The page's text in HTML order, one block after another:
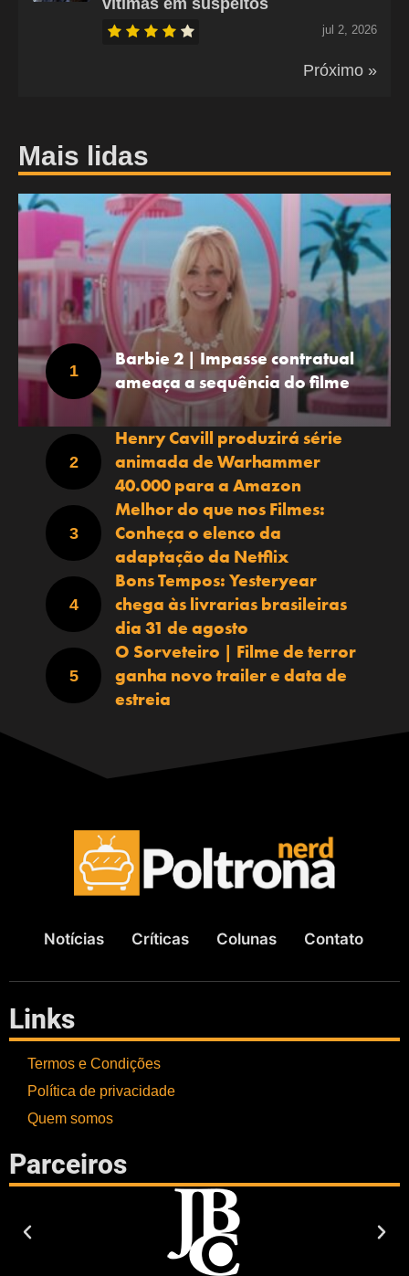
jul 2, 2026
Próximo »
Mais lidas
Barbie 2 | Impasse contratual
ameaça a sequência do filme
Henry Cavill produzirá série
animada de Warhammer
40.000 para a Amazon
Melhor do que nos Filmes:
Conheça o elenco da
adaptação da Netflix
Bons Tempos: Yesteryear
chega às livrarias brasileiras
dia 31 de agosto
O Sorveteiro | Filme de terror
ganha novo trailer e data de
estreia
Notícias Críticas Colunas Contato
Links
Termos e Condições
Política de privacidade
Quem somos
Parceiros